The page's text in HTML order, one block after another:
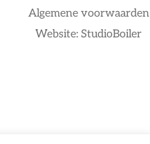
Algemene voorwaarden
Website: StudioBoiler